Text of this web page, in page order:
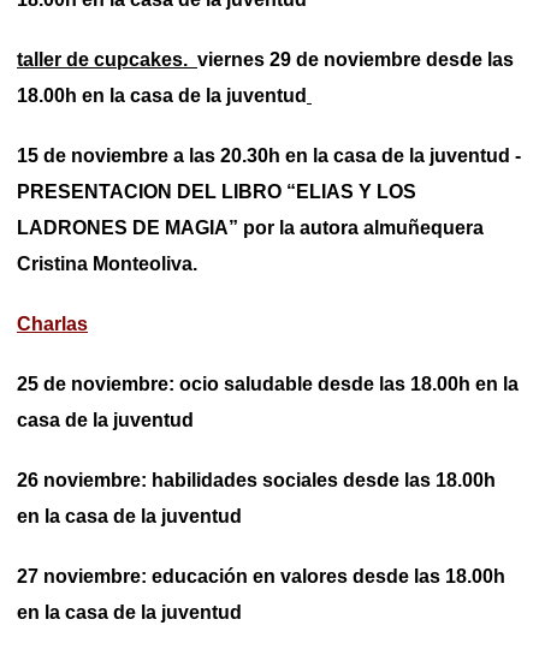
taller de cupcakes. viernes 29 de noviembre desde las
18.00h en la casa de la juventud
15 de noviembre a las 20.30h en la casa de la juventud -
PRESENTACION DEL LIBRO “ELIAS Y LOS
LADRONES DE MAGIA” por la autora almuñequera
Cristina Monteoliva.
Charlas
25 de noviembre: ocio saludable desde las 18.00h en la
casa de la juventud
26 noviembre: habilidades sociales desde las 18.00h
en la casa de la juventud
27 noviembre: educación en valores desde las 18.00h
en la casa de la juventud